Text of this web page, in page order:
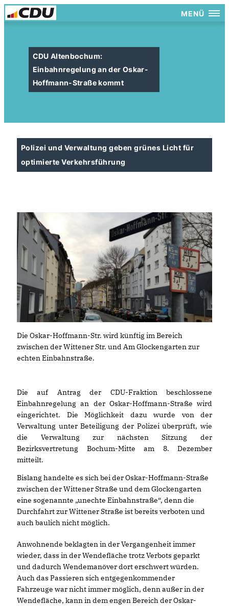
MENÜ
CDU Altenbochum:
Einbahnregelung an der Oskar-
Hoffmann-Straße kommt
Polizei und Verwaltung geben grünes Licht für
optimierte Verkehrsführung
Die Oskar-Hoffmann-Str. wird künftig im Bereich
zwischen der Wittener Str. und Am Glockengarten zur
echten Einbahnstraße.
Die auf Antrag der CDU-Fraktion beschlossene
Einbahnregelung an der Oskar-Hoffmann-Straße wird
eingerichtet. Die Möglichkeit dazu wurde von der
Verwaltung unter Beteiligung der Polizei überprüft, wie
die Verwaltung zur nächsten Sitzung der
Bezirksvertretung Bochum-Mitte am 8. Dezember
mitteilt.
Bislang handelte es sich bei der Oskar-Hoffmann-Straße
zwischen der Wittener Straße und dem Glockengarten
eine sogenannte „unechte Einbahnstraße“, denn die
Durchfahrt zur Wittener Straße ist bereits verboten und
auch baulich nicht möglich.
Anwohnende beklagten in der Vergangenheit immer
wieder, dass in der Wendefläche trotz Verbots geparkt
und dadurch Wendemanöver dort erschwert würden.
Auch das Passieren sich entgegenkommender
Fahrzeuge war nicht immer möglich, denn außer in der
Wendefläche, kann in dem engen Bereich der Oskar-